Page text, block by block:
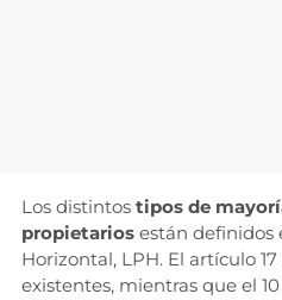
Los distintostipos de
propietariosestán definidos
Horizontal, LPH. El artículo
existentes, mientras que el